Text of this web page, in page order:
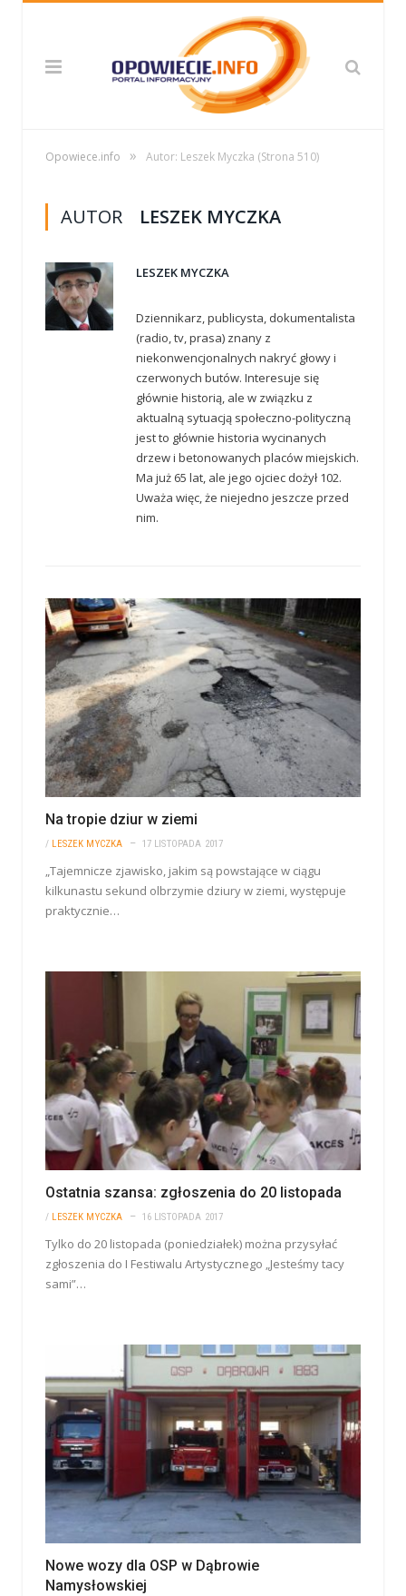
Opowiece.info » Autor: Leszek Myczka (Strona 510)
AUTOR LESZEK MYCZKA
LESZEK MYCZKA
Dziennikarz, publicysta, dokumentalista
(radio, tv, prasa) znany z
niekonwencjonalnych nakryć głowy i
czerwonych butów. Interesuje się
głównie historią, ale w związku z
aktualną sytuacją społeczno-polityczną
jest to głównie historia wycinanych
drzew i betonowanych placów miejskich.
Ma już 65 lat, ale jego ojciec dożył 102.
Uważa więc, że niejedno jeszcze przed
nim.
Na tropie dziur w ziemi
/ LESZEK MYCZKA 17 LISTOPADA 2017
„Tajemnicze zjawisko, jakim są powstające w ciągu
kilkunastu sekund olbrzymie dziury w ziemi, występuje
praktycznie…
Ostatnia szansa: zgłoszenia do 20 listopada
/ LESZEK MYCZKA 16 LISTOPADA 2017
Tylko do 20 listopada (poniedziałek) można przysyłać
zgłoszenia do I Festiwalu Artystycznego „Jesteśmy tacy
sami”…
Nowe wozy dla OSP w Dąbrowie
Namysłowskiej